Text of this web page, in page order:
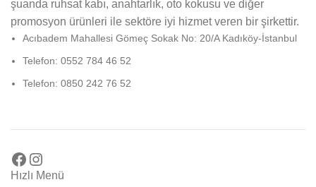
şuanda ruhsat kabı, anahtarlık, oto kokusu ve diğer
promosyon ürünleri ile sektöre iyi hizmet veren bir şirkettir.
Acıbadem Mahallesi Gömeç Sokak No: 20/A Kadıköy-İstanbul
Telefon: 0552 784 46 52
Telefon: 0850 242 76 52
Hızlı Menü